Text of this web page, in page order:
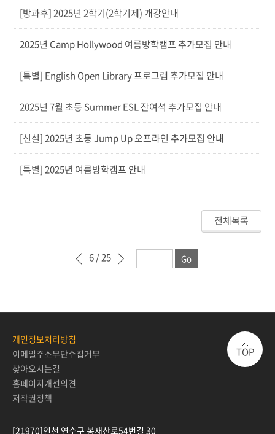
[방과후] 2025년 2학기(2학기제) 개강안내
2025년 Camp Hollywood 여름방학캠프 추가모집 안내
[특별] English Open Library 프로그램 추가모집 안내
2025년 7월 초등 Summer ESL 잔여석 추가모집 안내
[신설] 2025년 초등 Jump Up 오프라인 추가모집 안내
[특별] 2025년 여름방학캠프 안내
전체목록
이전 페이지
6 / 25
개인정보처리방침
이메일주소무단수집거부
찾아오시는길
홈페이지개선의견
저작권정책
[21970]인천 연수구 봉재산로54번길 30
TOP